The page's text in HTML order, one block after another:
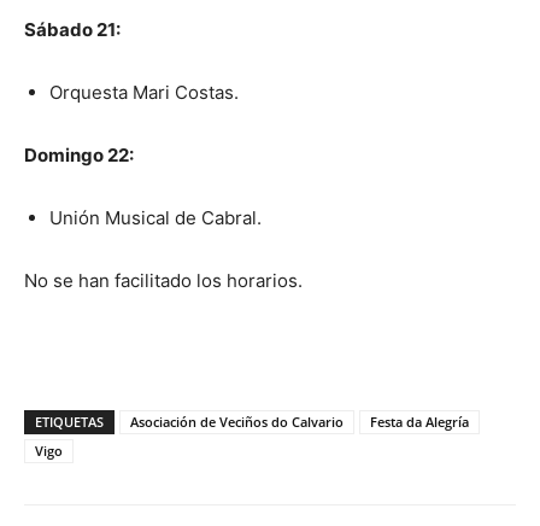
Sábado 21:
Orquesta Mari Costas.
Domingo 22:
Unión Musical de Cabral.
No se han facilitado los horarios.
ETIQUETAS Asociación de Veciños do Calvario
Festa da Alegría
Vigo